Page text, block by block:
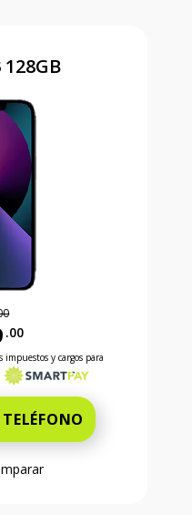
.00
dollars and 00 cents
impuestos y cargos para